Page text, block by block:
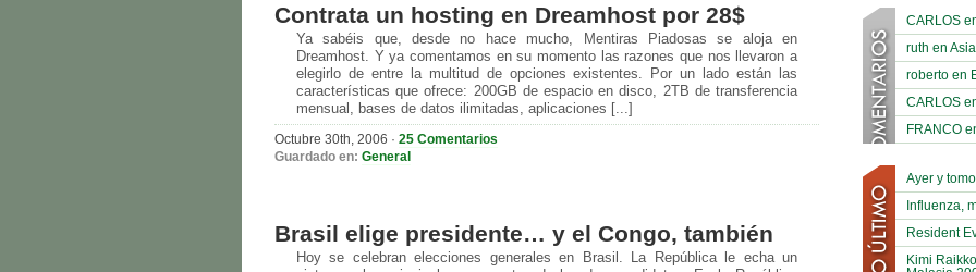
Contrata un hosting en Dreamhost por 28$
Ya sabéis que, desde no hace mucho, Mentiras Piadosas se aloja en
Dreamhost. Y ya comentamos en su momento las razones que nos llevaron a
elegirlo de entre la multitud de opciones existentes. Por un lado están las
características que ofrece: 200GB de espacio en disco, 2TB de transferencia
mensual, bases de datos ilimitadas, aplicaciones [...]
Octubre 30th, 2006 · 25 Comentarios
Guardado en: General
Brasil elige presidente… y el Congo, también
Hoy se celebran elecciones generales en Brasil. La República le echa un
CARLOS
ruth en
roberto en
CARLOS
FRANCO
Ayer y
Influenza,
Resident
Kimi